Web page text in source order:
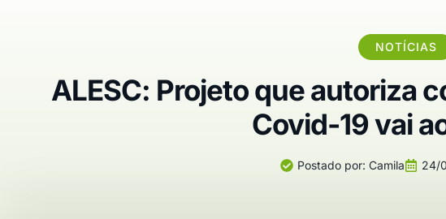
NOTÍCIAS
ALESC: Projeto que autoriza
Covid-19 vai
Postado por: Camila 24/